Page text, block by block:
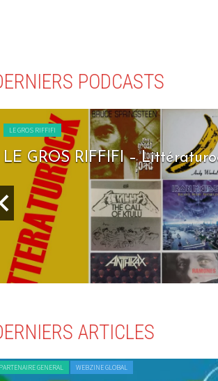
PODCASTS
LE GROS RIFFIFI
LE GROS RIFFIFI –
ARTICLES
GENERAL WEBZINE GLOBAL